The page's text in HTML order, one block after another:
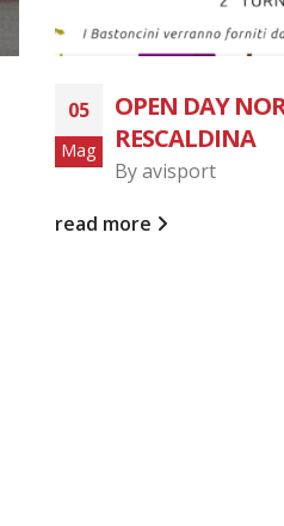
05
Mag
OPEN DAY
RESCALDINA
Byavisport
read more